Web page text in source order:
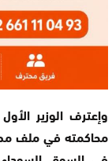
وإعترف الوزير